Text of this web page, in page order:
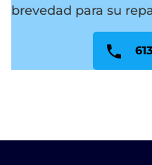
brevedad para su